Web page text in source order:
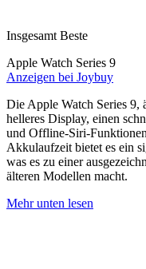
Insgesamt Beste
Apple Watch Series 9
Anzeigen bei Joybuy
Die Apple Watch Series 9,
helleres Display, einen
und Offline-Siri-
Akkulaufzeit bietet es ein
was es zu einer
älteren Modellen macht.
Mehr unten lesen